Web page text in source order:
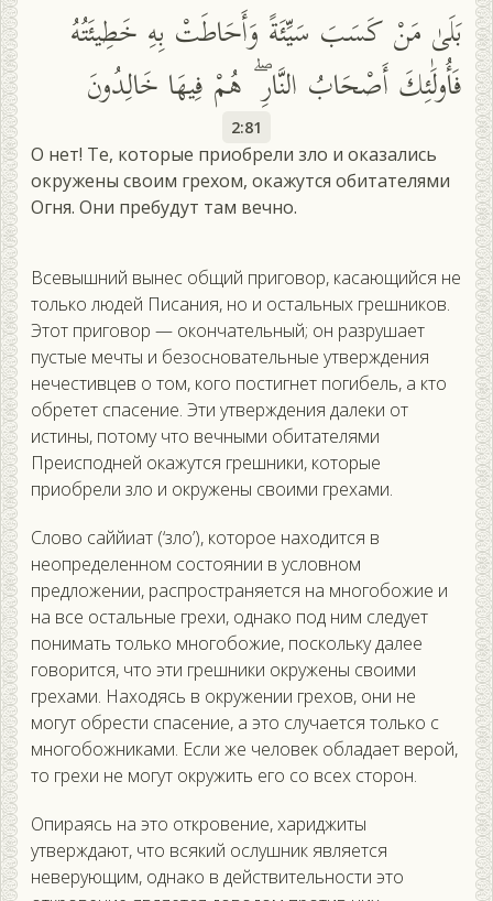
بَلَىٰ مَنْ كَسَبَ سَيِّئَةً وَأَحَاطَتْ بِهِ خَطِيئَتُهُ
فَأُولَٰئِكَ أَصْحَابُ النَّارِ ۖ هُمْ فِيهَا خَالِدُونَ
2:81
О нет! Те, которые приобрели зло и оказались
окружены своим грехом, окажутся обитателями
Огня. Они пребудут там вечно.
Всевышний вынес общий приговор, касающийся не
только людей Писания, но и остальных грешников.
Этот приговор — окончательный; он разрушает
пустые мечты и безосновательные утверждения
нечестивцев о том, кого постигнет погибель, а кто
обретет спасение. Эти утверждения далеки от
истины, потому что вечными обитателями
Преисподней окажутся грешники, которые
приобрели зло и окружены своими грехами.
Слово саййиат (‘зло’), которое находится в
неопределенном состоянии в условном
предложении, распространяется на многобожие и
на все остальные грехи, однако под ним следует
понимать только многобожие, поскольку далее
говорится, что эти грешники окружены своими
грехами. Находясь в окружении грехов, они не
могут обрести спасение, а это случается только с
многобожниками. Если же человек обладает верой,
то грехи не могут окружить его со всех сторон.
Опираясь на это откровение, хариджиты
утверждают, что всякий ослушник является
неверующим, однако в действительности это